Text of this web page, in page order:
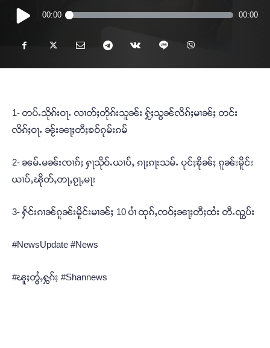
Audio
Player
00:00 00:00
1- တပ်ႉသိုၵ်းဝႃႉ လၢတ်ႈတိုၵ်းသူၼ်း ႁႂ်ႈသွၼ်လိၵ်ႈမၢၼ်ႈ တင်း
လိၵ်ႈဝႃႉ ၼႂ်းၼႃႈတီႈၶဝ်ၵုမ်းၵမ်
2- ၼမ်ႉမၼ်းၸၢၵ်ႈ ႁႃသိုဝ်ႉယၢပ်ႇ ၵႃႈၵႃးသမ်ႉ ပုင်ႈၶိုၼ်ႈ ၵူၼ်းမိူင်း
ယၢပ်ႇၽိုတ်ႇတႃႇၵႂႃႇမႃး
3- ႁႅင်းၵၢၼ်ၵူၼ်းမိူင်းမၢၼ်ႈ 10 ပၢႆ ထုၵ်ႇၸဝ်ႈၼႃႈတီႈထႆး တီႉၺွပ်း
#NewsUpdate #News
#ၽူႈတွႆႇႁွၵ်ႈ #Shannews